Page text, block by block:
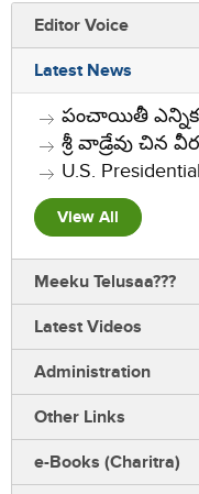
Editor Voice
Latest News
పంచాయితీ ఎన్నికల
శ్రీ వాడ్రేవు చిన
U.S.
View All
Meeku Telusaa???
Latest Videos
Administration
Other Links
e-Books (Charitra)